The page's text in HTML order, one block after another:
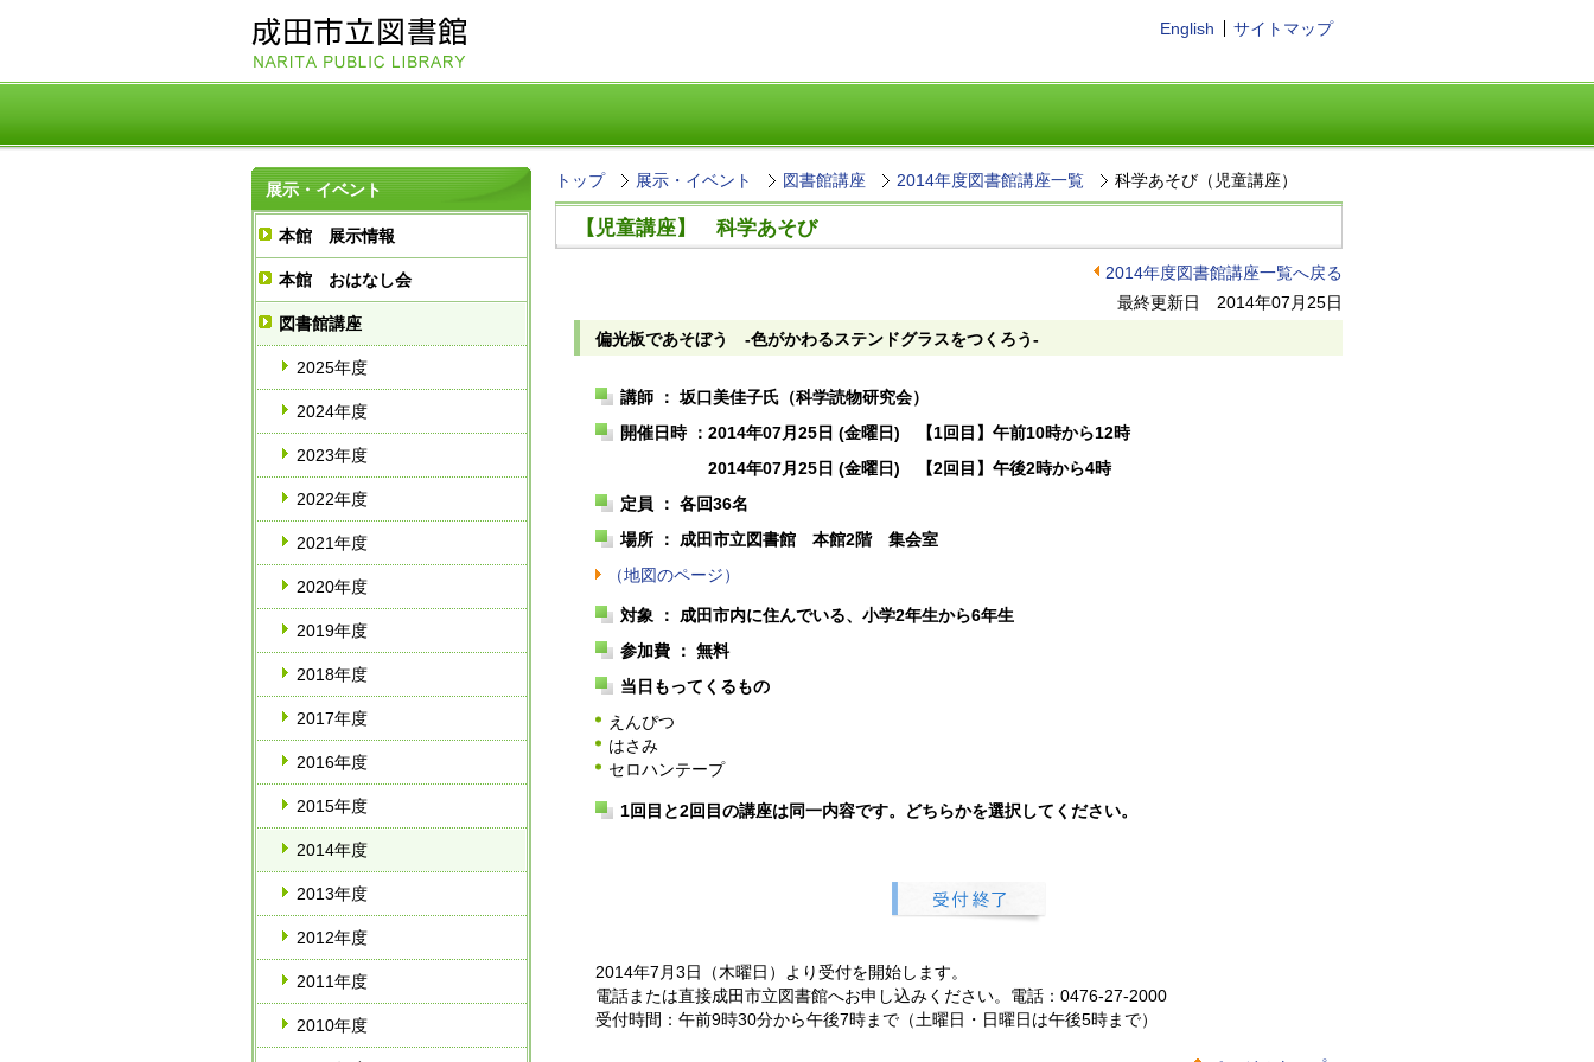
English サイトマップ
展示・イベント
本館 展示情報
本館 おはなし会
図書館講座
2025年度
2024年度
2023年度
2022年度
2021年度
2020年度
2019年度
2018年度
2017年度
2016年度
2015年度
2014年度
2013年度
2012年度
2011年度
2010年度
トップ 展示・イベント 図書館講座 2014年度図書館講座一覧 科学あそび（児童講座）
【児童講座】 科学あそび
2014年度図書館講座一覧へ戻る
最終更新日 2014年07月25日
偏光板であそぼう -色がかわるステンドグラスをつくろう-
講師 ： 坂口美佳子氏（科学読物研究会）
開催日時 ： 2014年07月25日 (金曜日) 【1回目】午前10時から12時
2014年07月25日 (金曜日) 【2回目】午後2時から4時
定員 ： 各回36名
場所 ： 成田市立図書館 本館2階 集会室
（地図のページ）
対象 ： 成田市内に住んでいる、小学2年生から6年生
参加費 ： 無料
当日もってくるもの
えんぴつ
はさみ
セロハンテープ
1回目と2回目の講座は同一内容です。どちらかを選択してください。
2014年7月3日（木曜日）より受付を開始します。
電話または直接成田市立図書館へお申し込みください。電話：0476-27-2000
受付時間：午前9時30分から午後7時まで（土曜日・日曜日は午後5時まで）